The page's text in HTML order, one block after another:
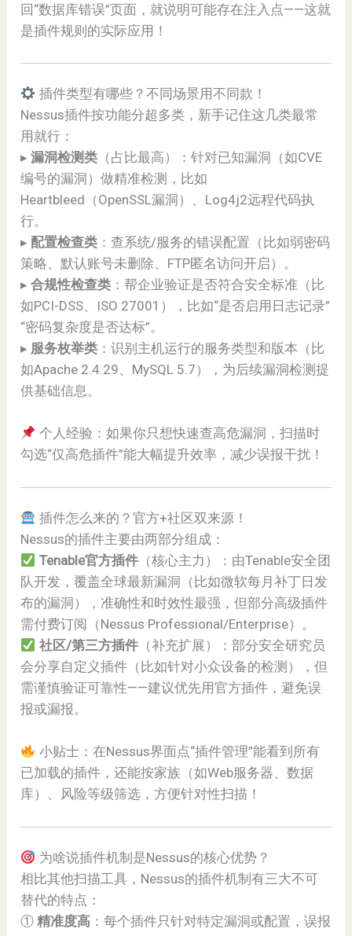
回“数据库错误”页面，就说明可能存在注入点——这就
是插件规则的实际应用！
插件类型有哪些？不同场景用不同款！
Nessus插件按功能分超多类，新手记住这几类最常
用就行：
▸漏洞检测类 （占比最高）：针对已知漏洞（如CVE
编号的漏洞）做精准检测，比如
Heartbleed（OpenSSL漏洞）、Log4j2远程代码执
行。
▸配置检查类 ：查系统/服务的错误配置（比如弱密码
策略、默认账号未删除、FTP匿名访问开启）。
▸合规性检查类 ：帮企业验证是否符合安全标准（比
如PCI-DSS、ISO 27001），比如“是否启用日志记录”
“密码复杂度是否达标”。
▸ 服务枚举类 ：识别主机运行的服务类型和版本（比
如Apache 2.4.29、MySQL 5.7），为后续漏洞检测提
供基础信息。
个人经验：如果你只想快速查高危漏洞，扫描时
勾选“仅高危插件”能大幅提升效率，减少误报干扰！
插件怎么来的？官方+社区双来源！
Nessus的插件主要由两部分组成：
Tenable官方插件（核心主力）：由Tenable安全团
队开发，覆盖全球最新漏洞（比如微软每月补丁日发
布的漏洞），准确性和时效性最强，但部分高级插件
需付费订阅（Nessus Professional/Enterprise）。
社区/第三方插件（补充扩展）：部分安全研究员
会分享自定义插件（比如针对小众设备的检测），但
需谨慎验证可靠性——建议优先用官方插件，避免误
报或漏报。
小贴士：在Nessus界面点“插件管理”能看到所有
已加载的插件，还能按家族（如Web服务器、数据
库）、风险等级筛选，方便针对性扫描！
为啥说插件机制是Nessus的核心优势？
相比其他扫描工具，Nessus的插件机制有三大不可
替代的特点：
①精准度高 ：每个插件只针对特定漏洞或配置，误报